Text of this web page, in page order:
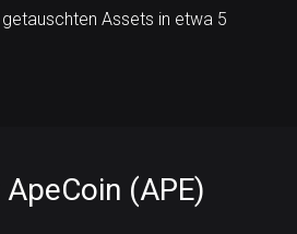
getauschten Assets in etwa 5
(APE)